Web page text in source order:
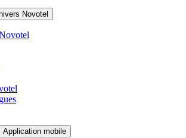
Novotel
Application mobile